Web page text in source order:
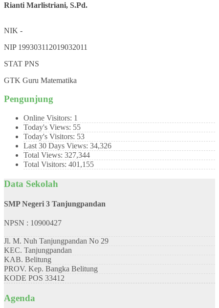
Rianti Marlistriani, S.Pd.
NIK -
NIP 199303112019032011
STAT PNS
GTK Guru Matematika
Pengunjung
Online Visitors: 1
Today's Views: 55
Today's Visitors: 53
Last 30 Days Views: 34,326
Total Views: 327,344
Total Visitors: 401,155
Data Sekolah
SMP Negeri 3 Tanjungpandan
NPSN : 10900427
Jl. M. Nuh Tanjungpandan No 29
KEC. Tanjungpandan
KAB. Belitung
PROV. Kep. Bangka Belitung
KODE POS 33412
Agenda